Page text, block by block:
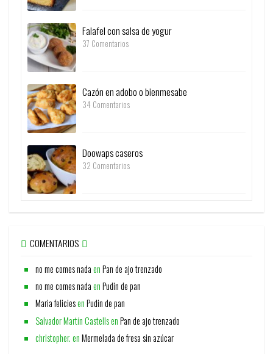
Falafel con salsa de yogur
37 Comentarios
Cazón en adobo o bienmesabe
34 Comentarios
Doowaps caseros
32 Comentarios
COMENTARIOS
no me comes nadaenPan de ajo trenzado
no me comes nadaenPudin de pan
Maria feliciesenPudin de pan
Salvador Martín CastellsenPan de ajo trenzado
christopher.enMermelada de fresa sin azúcar